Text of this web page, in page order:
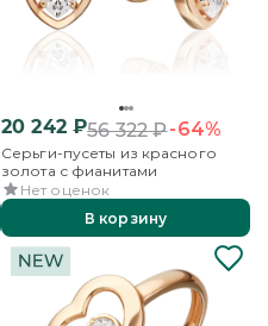
20 242₽56 322₽-64%
Серьги-пусеты из красного
золота с фианитами
Нет оценок
В корзину